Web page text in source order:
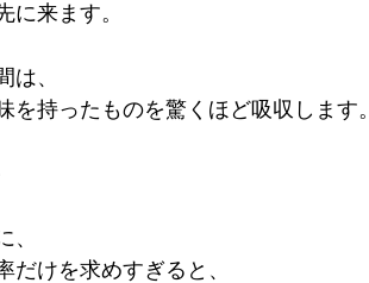
に来ます。
は、
を持ったものを驚くほど吸収します。
、
だけを求めすぎると、